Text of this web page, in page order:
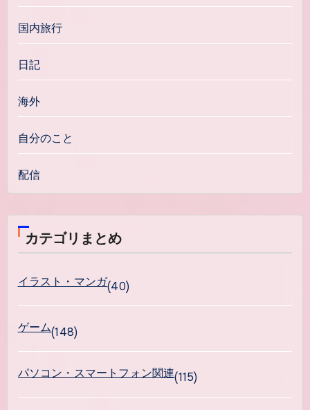
国内旅行
日記
海外
自分のこと
配信
カテゴリまとめ
イラスト・マンガ(40)
ゲーム(148)
パソコン・スマートフォン関連(115)